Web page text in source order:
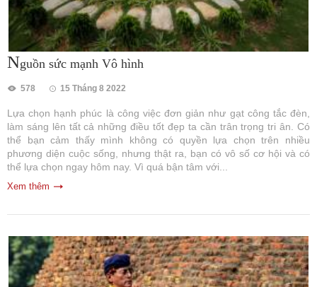
Nguồn sức mạnh Vô hình
578 15 Tháng 8 2022
Lựa chọn hạnh phúc là công việc đơn giản như gạt công tắc đèn,
làm sáng lên tất cả những điều tốt đẹp ta cần trân trọng tri ân. Có
thể bạn cảm thấy mình không có quyền lựa chọn trên nhiều
phương diện cuộc sống, nhưng thật ra, bạn có vô số cơ hội và có
thể lựa chọn ngay hôm nay. Vì quá bận tâm với...
Xem thêm